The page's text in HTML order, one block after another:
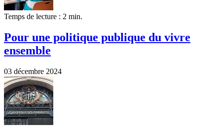
Temps de lecture : 2 min.
Pour une politique publique du vivre
ensemble
03 décembre 2024